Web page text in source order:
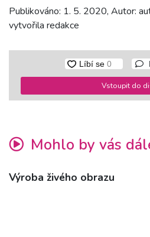
Publikováno: 1. 5. 2020, Autor:
vytvořila redakce
Vstoupit do
Mohlo by vás
Výroba živého obrazu